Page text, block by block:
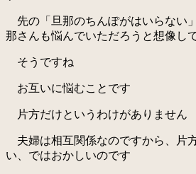
先の「旦那のちんぽがはいらない
那さんも悩んでいただろうと想像し
そうですね
お互いに悩むことです
片方だけというわけがありません
夫婦は相互関係なのですから、片
い、ではおかしいのです